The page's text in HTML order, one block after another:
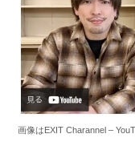
画像はEXIT Charannel –